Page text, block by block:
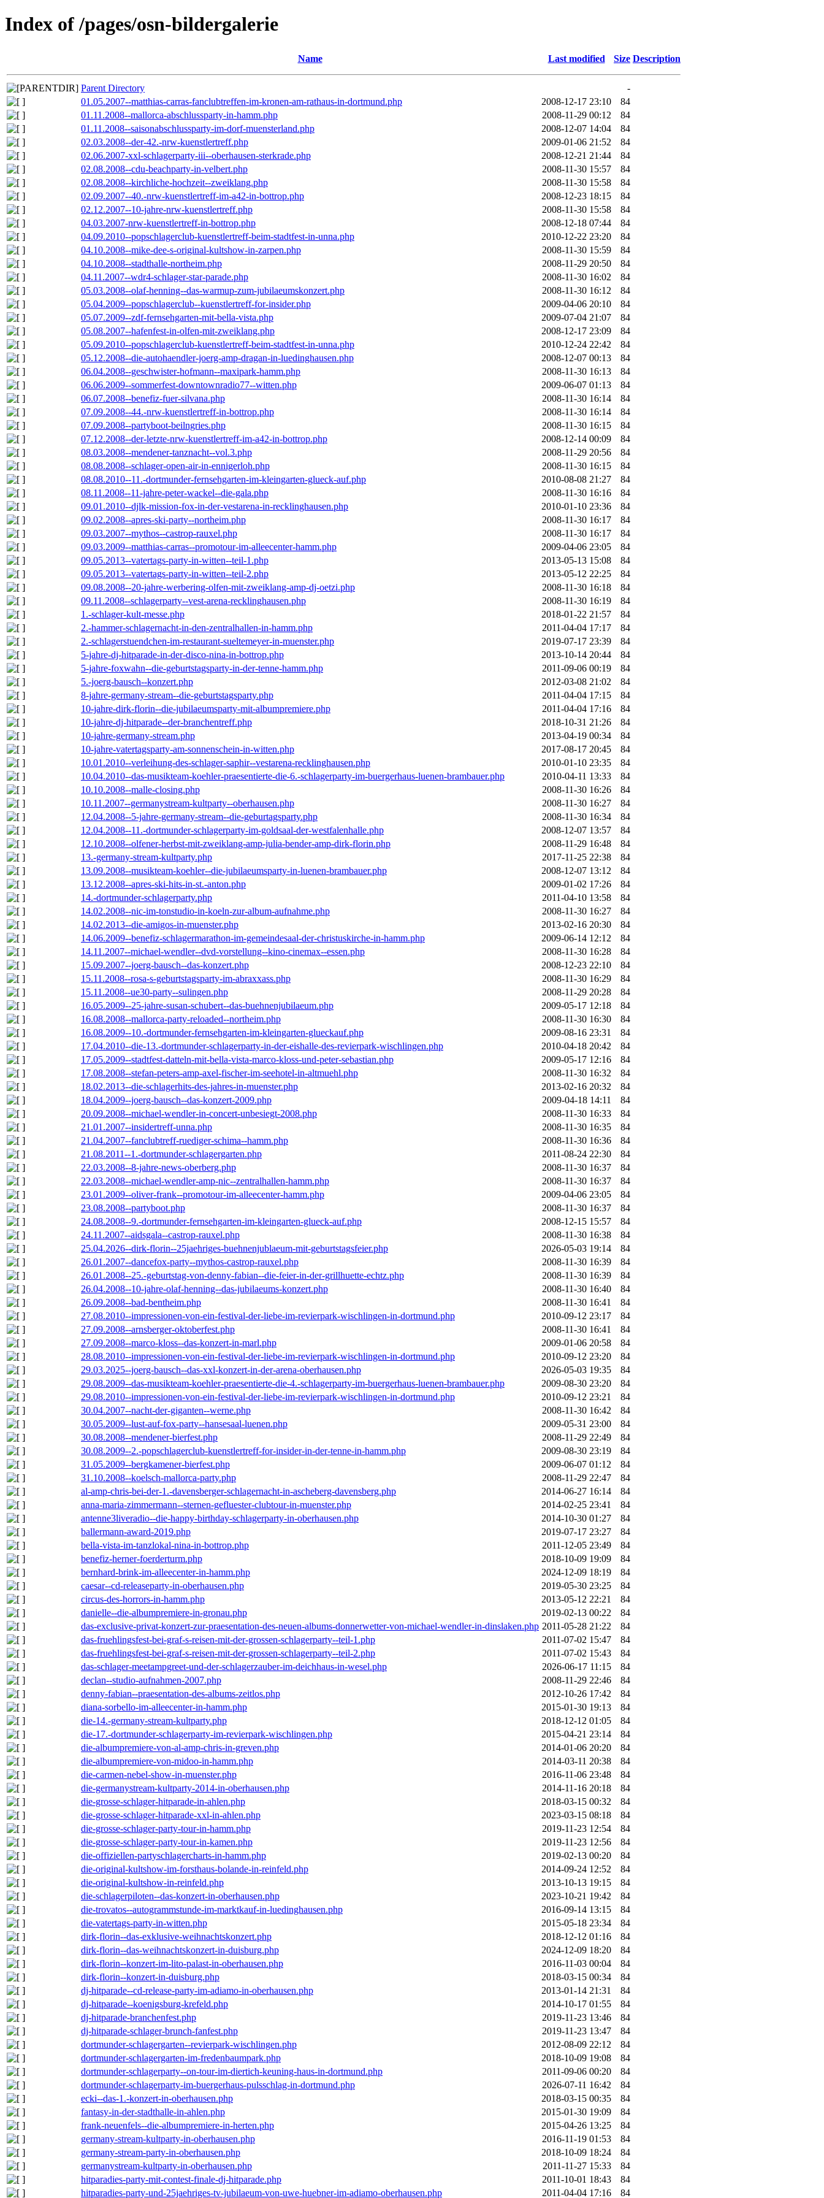
Index of /pages/osn-bildergalerie
Name Last modified Size Description
Parent Directory
-
01.05.2007--matthias-carras-fanclubtreffen-im-kronen-am-rathaus-in-dortmund.php
2008-12-17 23:10
84
01.11.2008--mallorca-abschlussparty-in-hamm.php
2008-11-29 00:12
84
01.11.2008--saisonabschlussparty-im-dorf-muensterland.php
2008-12-07 14:04
84
02.03.2008--der-42.-nrw-kuenstlertreff.php
2009-01-06 21:52
84
02.06.2007-xxl-schlagerparty-iii--oberhausen-sterkrade.php
2008-12-21 21:44
84
02.08.2008--cdu-beachparty-in-velbert.php
2008-11-30 15:57
84
02.08.2008--kirchliche-hochzeit--zweiklang.php
2008-11-30 15:58
84
02.09.2007--40.-nrw-kuenstlertreff-im-a42-in-bottrop.php
2008-12-23 18:15
84
02.12.2007--10-jahre-nrw-kuenstlertreff.php
2008-11-30 15:58
84
04.03.2007-nrw-kuenstlertreff-in-bottrop.php
2008-12-18 07:44
84
04.09.2010--popschlagerclub-kuenstlertreff-beim-stadtfest-in-unna.php
2010-12-22 23:20
84
04.10.2008--mike-dee-s-original-kultshow-in-zarpen.php
2008-11-30 15:59
84
04.10.2008--stadthalle-northeim.php
2008-11-29 20:50
84
04.11.2007--wdr4-schlager-star-parade.php
2008-11-30 16:02
84
05.03.2008--olaf-henning--das-warmup-zum-jubilaeumskonzert.php
2008-11-30 16:12
84
05.04.2009--popschlagerclub--kuenstlertreff-for-insider.php
2009-04-06 20:10
84
05.07.2009--zdf-fernsehgarten-mit-bella-vista.php
2009-07-04 21:07
84
05.08.2007--hafenfest-in-olfen-mit-zweiklang.php
2008-12-17 23:09
84
05.09.2010--popschlagerclub-kuenstlertreff-beim-stadtfest-in-unna.php
2010-12-24 22:42
84
05.12.2008--die-autohaendler-joerg-amp-dragan-in-luedinghausen.php
2008-12-07 00:13
84
06.04.2008--geschwister-hofmann--maxipark-hamm.php
2008-11-30 16:13
84
06.06.2009--sommerfest-downtownradio77--witten.php
2009-06-07 01:13
84
06.07.2008--benefiz-fuer-silvana.php
2008-11-30 16:14
84
07.09.2008--44.-nrw-kuenstlertreff-in-bottrop.php
2008-11-30 16:14
84
07.09.2008--partyboot-beilngries.php
2008-11-30 16:15
84
07.12.2008--der-letzte-nrw-kuenstlertreff-im-a42-in-bottrop.php
2008-12-14 00:09
84
08.03.2008--mendener-tanznacht--vol.3.php
2008-11-29 20:56
84
08.08.2008--schlager-open-air-in-ennigerloh.php
2008-11-30 16:15
84
08.08.2010--11.-dortmunder-fernsehgarten-im-kleingarten-glueck-auf.php
2010-08-08 21:27
84
08.11.2008--11-jahre-peter-wackel--die-gala.php
2008-11-30 16:16
84
09.01.2010--djlk-mission-fox-in-der-vestarena-in-recklinghausen.php
2010-01-10 23:36
84
09.02.2008--apres-ski-party--northeim.php
2008-11-30 16:17
84
09.03.2007--mythos--castrop-rauxel.php
2008-11-30 16:17
84
09.03.2009--matthias-carras--promotour-im-alleecenter-hamm.php
2009-04-06 23:05
84
09.05.2013--vatertags-party-in-witten--teil-1.php
2013-05-13 15:08
84
09.05.2013--vatertags-party-in-witten--teil-2.php
2013-05-12 22:25
84
09.08.2008--20-jahre-werbering-olfen-mit-zweiklang-amp-dj-oetzi.php
2008-11-30 16:18
84
09.11.2008--schlagerparty--vest-arena-recklinghausen.php
2008-11-30 16:19
84
1.-schlager-kult-messe.php
2018-01-22 21:57
84
2.-hammer-schlagernacht-in-den-zentralhallen-in-hamm.php
2011-04-04 17:17
84
2.-schlagerstuendchen-im-restaurant-sueltemeyer-in-muenster.php
2019-07-17 23:39
84
5-jahre-dj-hitparade-in-der-disco-nina-in-bottrop.php
2013-10-14 20:44
84
5-jahre-foxwahn--die-geburtstagsparty-in-der-tenne-hamm.php
2011-09-06 00:19
84
5.-joerg-bausch--konzert.php
2012-03-08 21:02
84
8-jahre-germany-stream--die-geburtstagsparty.php
2011-04-04 17:15
84
10-jahre-dirk-florin--die-jubilaeumsparty-mit-albumpremiere.php
2011-04-04 17:16
84
10-jahre-dj-hitparade--der-branchentreff.php
2018-10-31 21:26
84
10-jahre-germany-stream.php
2013-04-19 00:34
84
10-jahre-vatertagsparty-am-sonnenschein-in-witten.php
2017-08-17 20:45
84
10.01.2010--verleihung-des-schlager-saphir--vestarena-recklinghausen.php
2010-01-10 23:35
84
10.04.2010--das-musikteam-koehler-praesentierte-die-6.-schlagerparty-im-buergerhaus-luenen-brambauer.php
2010-04-11 13:33
84
10.10.2008--malle-closing.php
2008-11-30 16:26
84
10.11.2007--germanystream-kultparty--oberhausen.php
2008-11-30 16:27
84
12.04.2008--5-jahre-germany-stream--die-geburtagsparty.php
2008-11-30 16:34
84
12.04.2008--11.-dortmunder-schlagerparty-im-goldsaal-der-westfalenhalle.php
2008-12-07 13:57
84
12.10.2008--olfener-herbst-mit-zweiklang-amp-julia-bender-amp-dirk-florin.php
2008-11-29 16:48
84
13.-germany-stream-kultparty.php
2017-11-25 22:38
84
13.09.2008--musikteam-koehler--die-jubilaeumsparty-in-luenen-brambauer.php
2008-12-07 13:12
84
13.12.2008--apres-ski-hits-in-st.-anton.php
2009-01-02 17:26
84
14.-dortmunder-schlagerparty.php
2011-04-10 13:58
84
14.02.2008--nic-im-tonstudio-in-koeln-zur-album-aufnahme.php
2008-11-30 16:27
84
14.02.2013--die-amigos-in-muenster.php
2013-02-16 20:30
84
14.06.2009--benefiz-schlagermarathon-im-gemeindesaal-der-christuskirche-in-hamm.php
2009-06-14 12:12
84
14.11.2007--michael-wendler--dvd-vorstellung--kino-cinemax--essen.php
2008-11-30 16:28
84
15.09.2007--joerg-bausch--das-konzert.php
2008-12-23 22:10
84
15.11.2008--rosa-s-geburtstagsparty-im-abraxxass.php
2008-11-30 16:29
84
15.11.2008--ue30-party--sulingen.php
2008-11-29 20:28
84
16.05.2009--25-jahre-susan-schubert--das-buehnenjubilaeum.php
2009-05-17 12:18
84
16.08.2008--mallorca-party-reloaded--northeim.php
2008-11-30 16:30
84
16.08.2009--10.-dortmunder-fernsehgarten-im-kleingarten-glueckauf.php
2009-08-16 23:31
84
17.04.2010--die-13.-dortmunder-schlagerparty-in-der-eishalle-des-revierpark-wischlingen.php
2010-04-18 20:42
84
17.05.2009--stadtfest-datteln-mit-bella-vista-marco-kloss-und-peter-sebastian.php
2009-05-17 12:16
84
17.08.2008--stefan-peters-amp-axel-fischer-im-seehotel-in-altmuehl.php
2008-11-30 16:32
84
18.02.2013--die-schlagerhits-des-jahres-in-muenster.php
2013-02-16 20:32
84
18.04.2009--joerg-bausch--das-konzert-2009.php
2009-04-18 14:11
84
20.09.2008--michael-wendler-in-concert-unbesiegt-2008.php
2008-11-30 16:33
84
21.01.2007--insidertreff-unna.php
2008-11-30 16:35
84
21.04.2007--fanclubtreff-ruediger-schima--hamm.php
2008-11-30 16:36
84
21.08.2011--1.-dortmunder-schlagergarten.php
2011-08-24 22:30
84
22.03.2008--8-jahre-news-oberberg.php
2008-11-30 16:37
84
22.03.2008--michael-wendler-amp-nic--zentralhallen-hamm.php
2008-11-30 16:37
84
23.01.2009--oliver-frank--promotour-im-alleecenter-hamm.php
2009-04-06 23:05
84
23.08.2008--partyboot.php
2008-11-30 16:37
84
24.08.2008--9.-dortmunder-fernsehgarten-im-kleingarten-glueck-auf.php
2008-12-15 15:57
84
24.11.2007--aidsgala--castrop-rauxel.php
2008-11-30 16:38
84
25.04.2026--dirk-florin--25jaehriges-buehnenjublaeum-mit-geburtstagsfeier.php
2026-05-03 19:14
84
26.01.2007--dancefox-party--mythos-castrop-rauxel.php
2008-11-30 16:39
84
26.01.2008--25.-geburtstag-von-denny-fabian--die-feier-in-der-grillhuette-echtz.php
2008-11-30 16:39
84
26.04.2008--10-jahre-olaf-henning--das-jubilaeums-konzert.php
2008-11-30 16:40
84
26.09.2008--bad-bentheim.php
2008-11-30 16:41
84
27.08.2010--impressionen-von-ein-festival-der-liebe-im-revierpark-wischlingen-in-dortmund.php
2010-09-12 23:17
84
27.09.2008--arnsberger-oktoberfest.php
2008-11-30 16:41
84
27.09.2008--marco-kloss--das-konzert-in-marl.php
2009-01-06 20:58
84
28.08.2010--impressionen-von-ein-festival-der-liebe-im-revierpark-wischlingen-in-dortmund.php
2010-09-12 23:20
84
29.03.2025--joerg-bausch--das-xxl-konzert-in-der-arena-oberhausen.php
2026-05-03 19:35
84
29.08.2009--das-musikteam-koehler-praesentierte-die-4.-schlagerparty-im-buergerhaus-luenen-brambauer.php
2009-08-30 23:20
84
29.08.2010--impressionen-von-ein-festival-der-liebe-im-revierpark-wischlingen-in-dortmund.php
2010-09-12 23:21
84
30.04.2007--nacht-der-giganten--werne.php
2008-11-30 16:42
84
30.05.2009--lust-auf-fox-party--hansesaal-luenen.php
2009-05-31 23:00
84
30.08.2008--mendener-bierfest.php
2008-11-29 22:49
84
30.08.2009--2.-popschlagerclub-kuenstlertreff-for-insider-in-der-tenne-in-hamm.php
2009-08-30 23:19
84
31.05.2009--bergkamener-bierfest.php
2009-06-07 01:12
84
31.10.2008--koelsch-mallorca-party.php
2008-11-29 22:47
84
al-amp-chris-bei-der-1.-davensberger-schlagernacht-in-ascheberg-davensberg.php
2014-06-27 16:14
84
anna-maria-zimmermann--sternen-gefluester-clubtour-in-muenster.php
2014-02-25 23:41
84
antenne3liveradio--die-happy-birthday-schlagerparty-in-oberhausen.php
2014-10-30 01:27
84
ballermann-award-2019.php
2019-07-17 23:27
84
bella-vista-im-tanzlokal-nina-in-bottrop.php
2011-12-05 23:49
84
benefiz-herner-foerderturm.php
2018-10-09 19:09
84
bernhard-brink-im-alleecenter-in-hamm.php
2024-12-09 18:19
84
caesar--cd-releaseparty-in-oberhausen.php
2019-05-30 23:25
84
circus-des-horrors-in-hamm.php
2013-05-12 22:21
84
danielle--die-albumpremiere-in-gronau.php
2019-02-13 00:22
84
das-exclusive-privat-konzert-zur-praesentation-des-neuen-albums-donnerwetter-von-michael-wendler-in-dinslaken.php 2011-05-28 21:22
84
das-fruehlingsfest-bei-graf-s-reisen-mit-der-grossen-schlagerparty--teil-1.php
2011-07-02 15:47
84
das-fruehlingsfest-bei-graf-s-reisen-mit-der-grossen-schlagerparty--teil-2.php
2011-07-02 15:43
84
das-schlager-meetampgreet-und-der-schlagerzauber-im-deichhaus-in-wesel.php
2026-06-17 11:15
84
declan--studio-aufnahmen-2007.php
2008-11-29 22:46
84
denny-fabian--praesentation-des-albums-zeitlos.php
2012-10-26 17:42
84
diana-sorbello-im-alleecenter-in-hamm.php
2015-01-30 19:13
84
die-14.-germany-stream-kultparty.php
2018-12-12 01:05
84
die-17.-dortmunder-schlagerparty-im-revierpark-wischlingen.php
2015-04-21 23:14
84
die-albumpremiere-von-al-amp-chris-in-greven.php
2014-01-06 20:20
84
die-albumpremiere-von-midoo-in-hamm.php
2014-03-11 20:38
84
die-carmen-nebel-show-in-muenster.php
2016-11-06 23:48
84
die-germanystream-kultparty-2014-in-oberhausen.php
2014-11-16 20:18
84
die-grosse-schlager-hitparade-in-ahlen.php
2018-03-15 00:32
84
die-grosse-schlager-hitparade-xxl-in-ahlen.php
2023-03-15 08:18
84
die-grosse-schlager-party-tour-in-hamm.php
2019-11-23 12:54
84
die-grosse-schlager-party-tour-in-kamen.php
2019-11-23 12:56
84
die-offiziellen-partyschlagercharts-in-hamm.php
2019-02-13 00:20
84
die-original-kultshow-im-forsthaus-bolande-in-reinfeld.php
2014-09-24 12:52
84
die-original-kultshow-in-reinfeld.php
2013-10-13 19:15
84
die-schlagerpiloten--das-konzert-in-oberhausen.php
2023-10-21 19:42
84
die-trovatos--autogrammstunde-im-marktkauf-in-luedinghausen.php
2016-09-14 13:15
84
die-vatertags-party-in-witten.php
2015-05-18 23:34
84
dirk-florin--das-exklusive-weihnachtskonzert.php
2018-12-12 01:16
84
dirk-florin--das-weihnachtskonzert-in-duisburg.php
2024-12-09 18:20
84
dirk-florin--konzert-im-lito-palast-in-oberhausen.php
2016-11-03 00:04
84
dirk-florin--konzert-in-duisburg.php
2018-03-15 00:34
84
dj-hitparade--cd-release-party-im-adiamo-in-oberhausen.php
2013-01-14 21:31
84
dj-hitparade--koenigsburg-krefeld.php
2014-10-17 01:55
84
dj-hitparade-branchenfest.php
2019-11-23 13:46
84
dj-hitparade-schlager-brunch-fanfest.php
2019-11-23 13:47
84
dortmunder-schlagergarten--revierpark-wischlingen.php
2012-08-09 22:12
84
dortmunder-schlagergarten-im-fredenbaumpark.php
2018-10-09 19:08
84
dortmunder-schlagerparty--on-tour-im-diertich-keuning-haus-in-dortmund.php
2011-09-06 00:20
84
dortmunder-schlagerparty-im-buergerhaus-pulsschlag-in-dortmund.php
2026-07-11 16:42
84
ecki--das-1.-konzert-in-oberhausen.php
2018-03-15 00:35
84
fantasy-in-der-stadthalle-in-ahlen.php
2015-01-30 19:09
84
frank-neuenfels--die-albumpremiere-in-herten.php
2015-04-26 13:25
84
germany-stream-kultparty-in-oberhausen.php
2016-11-19 01:53
84
germany-stream-party-in-oberhausen.php
2018-10-09 18:24
84
germanystream-kultparty-in-oberhausen.php
2011-11-27 15:33
84
hitparadies-party-mit-contest-finale-dj-hitparade.php
2011-10-01 18:43
84
hitparadies-party-und-25jaehriges-tv-jubilaeum-von-uwe-huebner-im-adiamo-oberhausen.php
2011-04-04 17:16 84